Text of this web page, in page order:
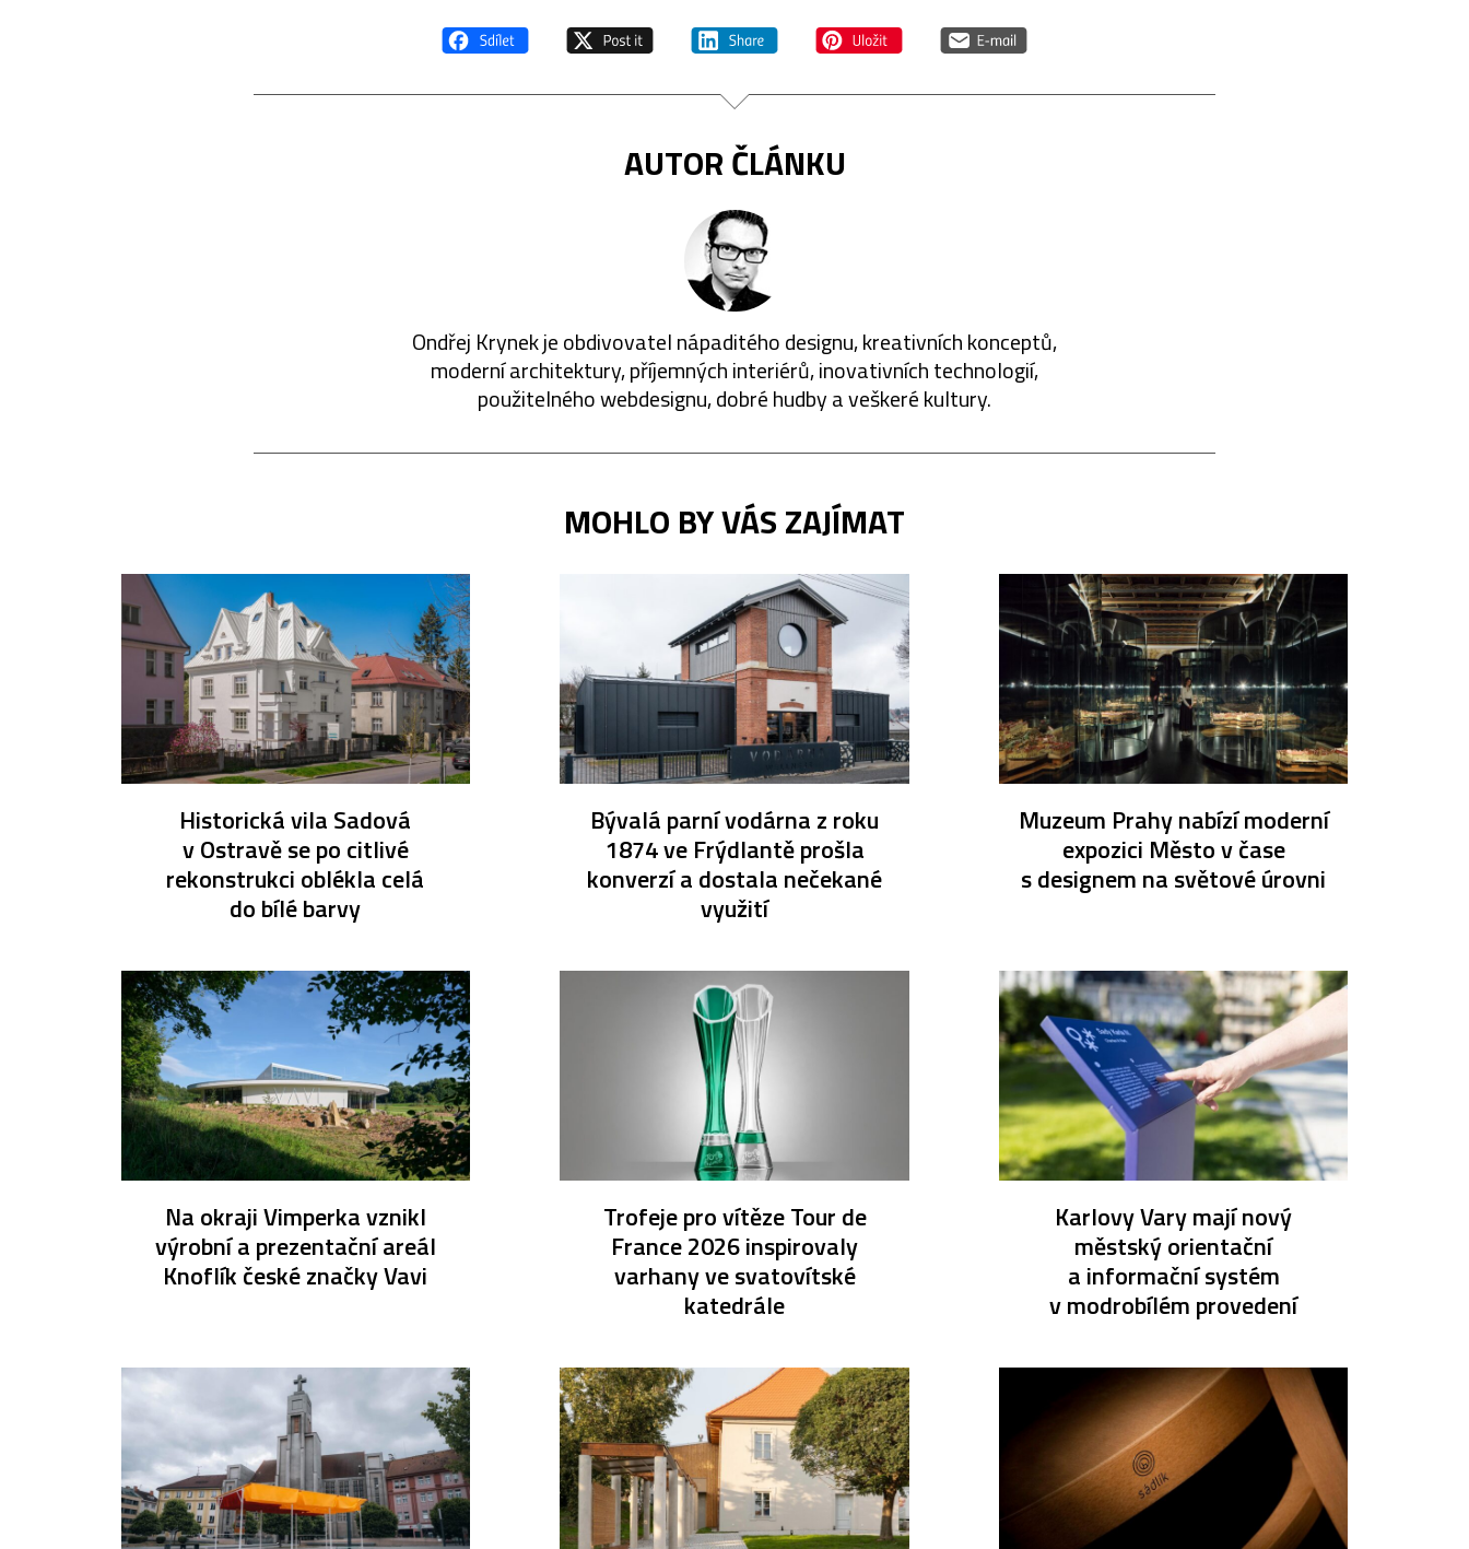
AUTOR ČLÁNKU
Ondřej Krynek je obdivovatel nápaditého designu, kreativních konceptů,
moderní architektury, příjemných interiérů, inovativních technologií,
použitelného webdesignu, dobré hudby a veškeré kultury.
MOHLO BY VÁS ZAJÍMAT
Historická vila Sadová
v Ostravě se po citlivé
rekonstrukci oblékla celá
do bílé barvy
Bývalá parní vodárna z roku
1874 ve Frýdlantě prošla
konverzí a dostala nečekané
využití
Muzeum Prahy nabízí moderní
expozici Město v čase
s designem na světové úrovni
Na okraji Vimperka vznikl
výrobní a prezentační areál
Knoflík české značky Vavi
Trofeje pro vítěze Tour de
France 2026 inspirovaly
varhany ve svatovítské
katedrále
Karlovy Vary mají nový
městský orientační
a informační systém
v modrobílém provedení